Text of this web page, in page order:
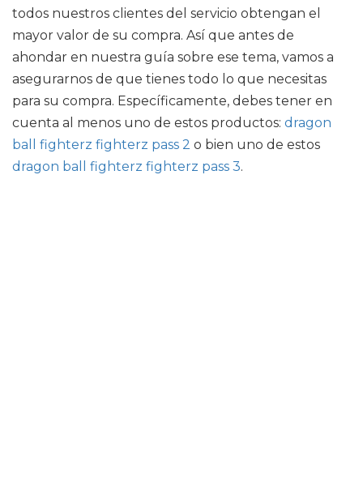
todos nuestros clientes del servicio obtengan el
mayor valor de su compra. Así que antes de
ahondar en nuestra guía sobre ese tema, vamos a
asegurarnos de que tienes todo lo que necesitas
para su compra. Específicamente, debes tener en
cuenta al menos uno de estos productos: dragon
ball fighterz fighterz pass 2 o bien uno de estos
dragon ball fighterz fighterz pass 3.